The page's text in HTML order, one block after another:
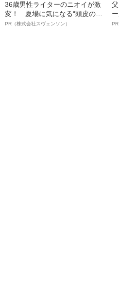
36歳男性ライターのニオイが激
変！ 夏場に気になる“頭皮のニ
オイ”や“ベタつき”を解消す
PR（株式会社スヴェンソン）